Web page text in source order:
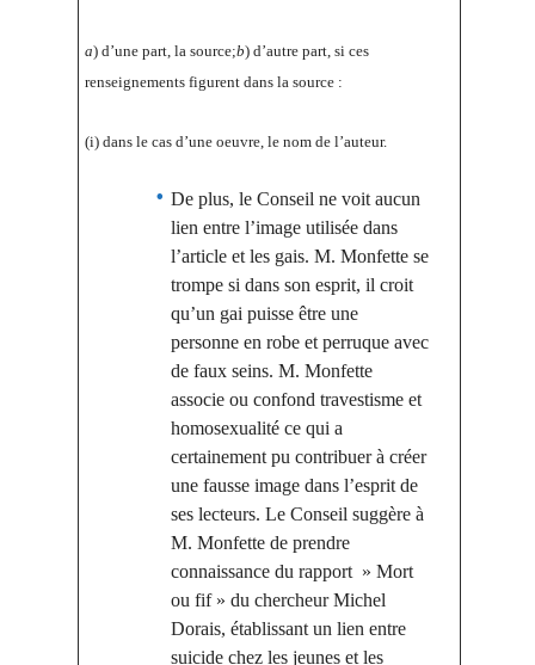
a) d’une part, la source;b) d’autre part, si ces
renseignements figurent dans la source :
(i) dans le cas d’une oeuvre, le nom de l’auteur.
De plus, le Conseil ne voit aucun
lien entre l’image utilisée dans
l’article et les gais. M. Monfette se
trompe si dans son esprit, il croit
qu’un gai puisse être une
personne en robe et perruque avec
de faux seins. M. Monfette
associe ou confond travestisme et
homosexualité ce qui a
certainement pu contribuer à créer
une fausse image dans l’esprit de
ses lecteurs. Le Conseil suggère à
M. Monfette de prendre
connaissance du rapport » Mort
ou fif » du chercheur Michel
Dorais, établissant un lien entre
suicide chez les jeunes et les